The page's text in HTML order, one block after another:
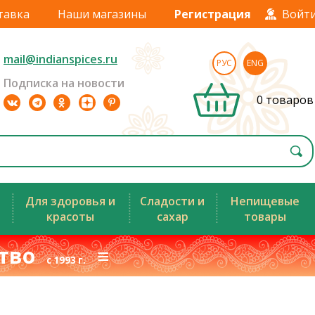
Наши магазины Регистрация
mail@indianspices.ru
Подписка на новости
РУС ENG
0 товаров
Для здоровья и
красоты
Сладости и
сахар
Непищевые
товары
с 1993 г.≡